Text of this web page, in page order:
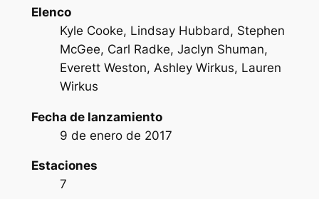
Elenco
Kyle Cooke, Lindsay Hubbard, Stephen
McGee, Carl Radke, Jaclyn Shuman,
Everett Weston, Ashley Wirkus, Lauren
Wirkus
Fecha de lanzamiento
9 de enero de 2017
Estaciones
7